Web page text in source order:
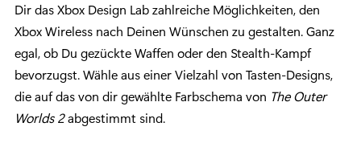
Dir das Xbox Design Lab zahlreiche Möglichkeiten, den
Xbox Wireless nach Deinen Wünschen zu gestalten. Ganz
egal, ob Du gezückte Waffen oder den Stealth-Kampf
bevorzugst. Wähle aus einer Vielzahl von Tasten-Designs,
die auf das von dir gewählte Farbschema von The Outer
Worlds 2abgestimmt sind.